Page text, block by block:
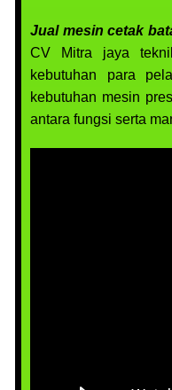
Jual mesin cetak
CV Mitra jaya
kebutuhan para
kebutuhan mesin
antara fungsi serta